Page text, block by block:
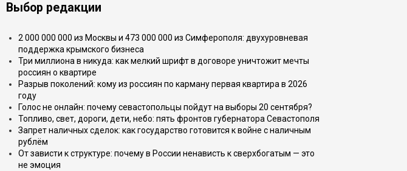
Выбор редакции
2 000 000 000 из Москвы и 473 000 000 из Симферополя: двухуровневая
поддержка крымского бизнеса
Три миллиона в никуда: как мелкий шрифт в договоре уничтожит мечты
россиян о квартире
Разрыв поколений: кому из россиян по карману первая квартира в 2026
году
Голос не онлайн: почему севастопольцы пойдут на выборы 20 сентября?
Топливо, свет, дороги, дети, небо: пять фронтов губернатора Севастополя
Запрет наличных сделок: как государство готовится к войне с наличным
рублём
От зависти к структуре: почему в России ненависть к сверхбогатым — это
не эмоция